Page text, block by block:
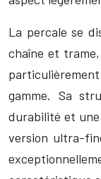
La percale se
chaîne et
gamme. Sa
durabilité et
version ultra-